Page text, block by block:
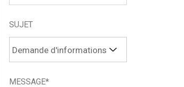
SUJET
MESSAGE*